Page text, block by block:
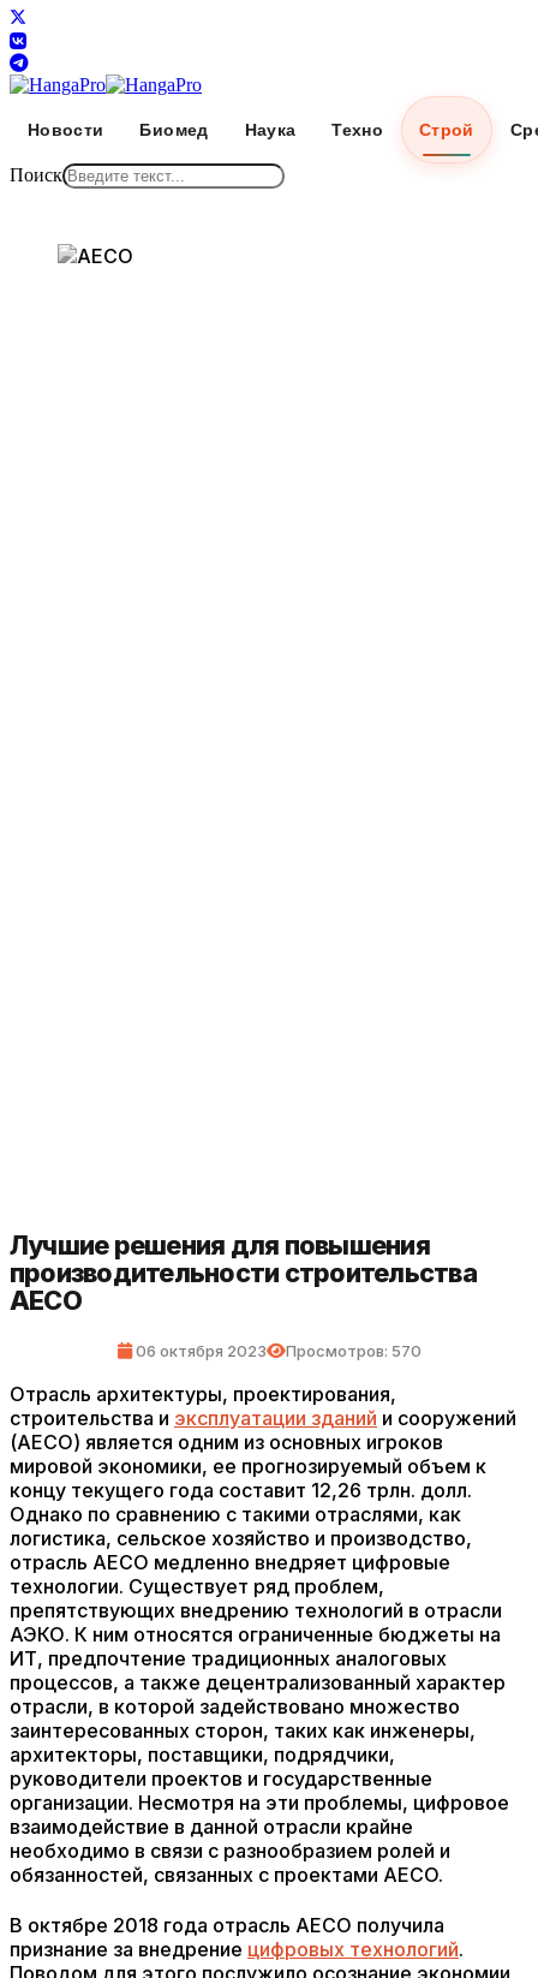
Новости Биомед Наука Техно Строй
Поиск
Лучшие решения для повышения
производительности строительства
AECO
06 октября 2023 Просмотров: 570
Отрасль архитектуры, проектирования,
строительства и эксплуатации зданий и сооружений
(AECO) является одним из основных игроков
мировой экономики, ее прогнозируемый объем к
концу текущего года составит 12,26 трлн. долл.
Однако по сравнению с такими отраслями, как
логистика, сельское хозяйство и производство,
отрасль AECO медленно внедряет цифровые
технологии. Существует ряд проблем,
препятствующих внедрению технологий в отрасли
АЭКО. К ним относятся ограниченные бюджеты на
ИТ, предпочтение традиционных аналоговых
процессов, а также децентрализованный характер
отрасли, в которой задействовано множество
заинтересованных сторон, таких как инженеры,
архитекторы, поставщики, подрядчики,
руководители проектов и государственные
организации. Несмотря на эти проблемы, цифровое
взаимодействие в данной отрасли крайне
необходимо в связи с разнообразием ролей и
обязанностей, связанных с проектами AECO.
В октябре 2018 года отрасль AECO получила
признание за внедрение цифровых технологий.
Поводом для этого послужило осознание экономии